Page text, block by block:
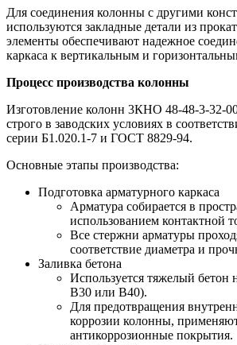
Для соединения колонны с другими
используются закладные детали из
элементы обеспечивают надежное
каркаса к вертикальным и
Процесс производства колонны
Изготовление колонн 3КНО 48-48-3-32-
строго в заводских условиях в
серии Б1.020.1-7 и ГОСТ 8829-94.
Основные этапы производства:
Подготовка арматурного каркаса
Арматура собирается в
использованием контактной
Все стержни арматуры
соответствие диаметра и
Заливка бетона
Используется тяжелый бетон
В30 или В40).
Для предотвращения
коррозии колонны,
антикоррозионные покрытия.